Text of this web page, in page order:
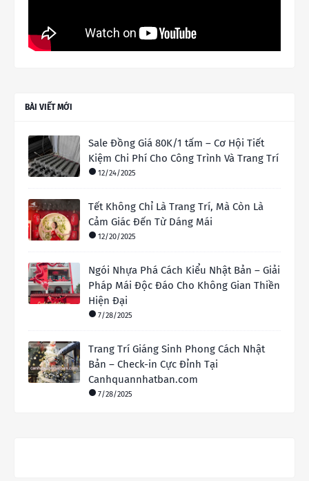
BÀI VIẾT MỚI
Sale Đồng Giá 80K/1 tấm – Cơ Hội Tiết
Kiệm Chi Phí Cho Công Trình Và Trang Trí
12/24/2025
Tết Không Chỉ Là Trang Trí, Mà Còn Là
Cảm Giác Đến Từ Dáng Mái
12/20/2025
Ngói Nhựa Phá Cách Kiểu Nhật Bản – Giải
Pháp Mái Độc Đáo Cho Không Gian Thiền
Hiện Đại
7/28/2025
Trang Trí Giáng Sinh Phong Cách Nhật
Bản – Check-in Cực Đỉnh Tại
Canhquannhatban.com
7/28/2025